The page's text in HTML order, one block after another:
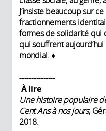
J’insiste beaucoup sur
fractionnements
formes de solidarité qui
qui souffrent
mondial. ♦
---------------
À lire
Une histoire populaire
Cent Ans à nos jours,
2018.